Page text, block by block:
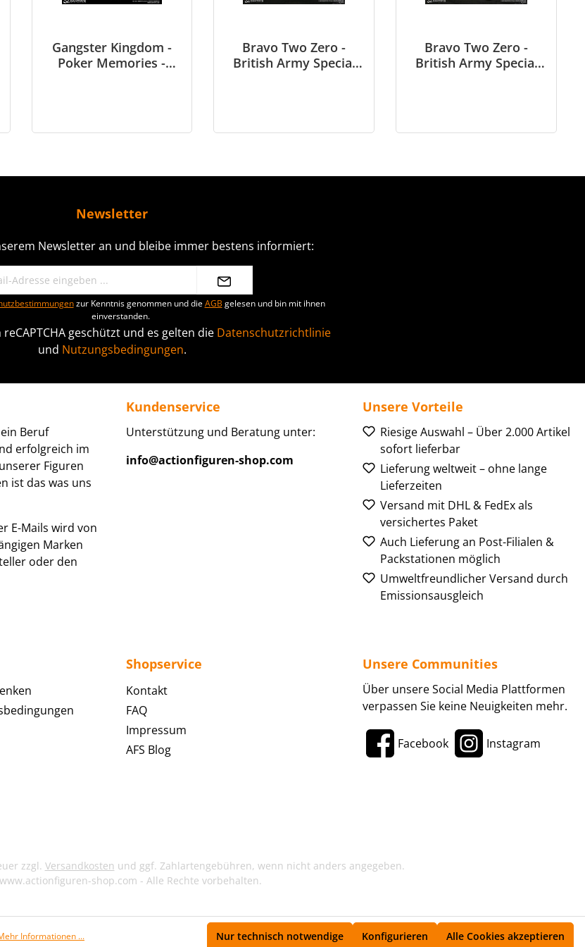
Gangster Kingdom -
Poker Memories -
Bravo Two Zero -
British Army Special
Bravo Two Zero -
British Army Special
Newsletter
Newsletter an und bleibe immer bestens informiert:
zur Kenntnis genommen und dieAGB gelesen und bin mit ihnen
einverstanden.
geschützt und es gelten die Datenschutzrichtlinie
und Nutzungsbedingungen.
Beruf
erfolgreich im
Figuren
ist das was uns
E-Mails wird von
Marken
oder den
Kundenservice
Unterstützung und Beratung unter:
info@actionfiguren-shop.com
Unsere Vorteile
Riesige Auswahl – Über 2.000 Artikel
sofort lieferbar
Lieferung weltweit – ohne lange
Lieferzeiten
Versand mit DHL & FedEx als
versichertes Paket
Auch Lieferung an Post-Filialen &
Packstationen möglich
Umweltfreundlicher Versand durch
Emissionsausgleich
Shopservice
Kontakt
FAQ
Impressum
AFS Blog
Unsere Communities
Über unsere Social Media Plattformen
verpassen Sie keine Neuigkeiten mehr.
Facebook Instagram
zzgl. Versandkosten und ggf. Zahlartengebühren, wenn nicht anders angegeben.
shop.com - Alle Rechte vorbehalten.
Informationen ... Nur technisch notwendige Konfigurieren Alle Cookies akzeptieren